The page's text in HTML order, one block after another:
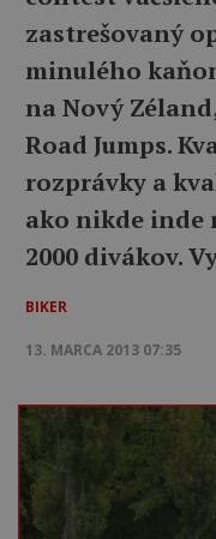
zastrešovaný
minulého
na Nový
Road Jumps.
rozprávky a
ako nikde inde
2000 divákov.
BIKER
13. MARCA 2013 07:35